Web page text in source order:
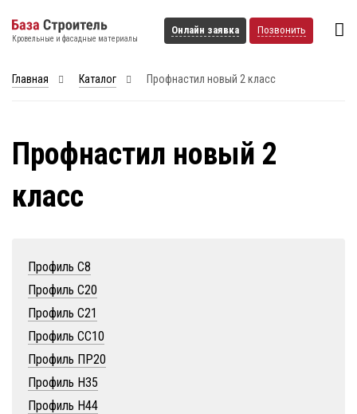
Кровельные и фасадные материалы
Онлайн заявка Позвонить
Главная Каталог Профнастил новый 2 класс
Профнастил новый 2
класс
Профиль С8
Профиль С20
Профиль С21
Профиль СС10
Профиль ПР20
Профиль Н35
Профиль Н44